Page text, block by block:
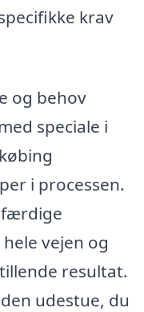
krav
og behov
speciale i
i processen.
færdige
vejen og
resultat.
udestue, du